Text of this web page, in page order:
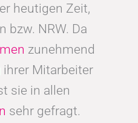
heutigen Zeit,
bzw. NRW. Da
zunehmend
ihrer Mitarbeiter
sie in allen
sehr gefragt.